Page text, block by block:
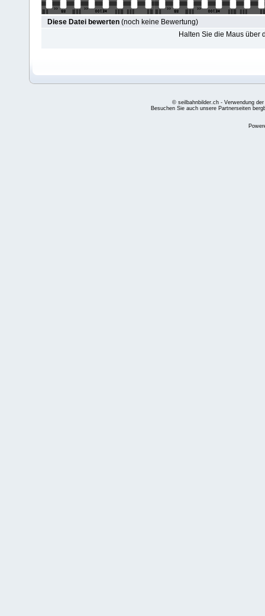
Diese Datei bewerten (noch keine Bewertung)
Halten Sie die Maus über
© seilbahnbilder.ch - Verwendung
Besuchen Sie auch unsere Partnerseiten